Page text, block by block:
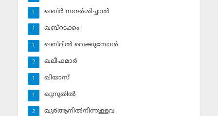
ഖബ്ര്‍ സന്ദര്‍ശിച്ചാല്‍
1
ഖബ്‌റടക്കം
1
ഖബ്‌റില്‍ വെക്കുമ്പോള്‍
1
ഖലീഫമാര്‍
2
ഖിയാസ്
1
ഖുനൂതില്‍
1
ഖുര്‍ആനില്‍നിന്നുള്ളവ
2